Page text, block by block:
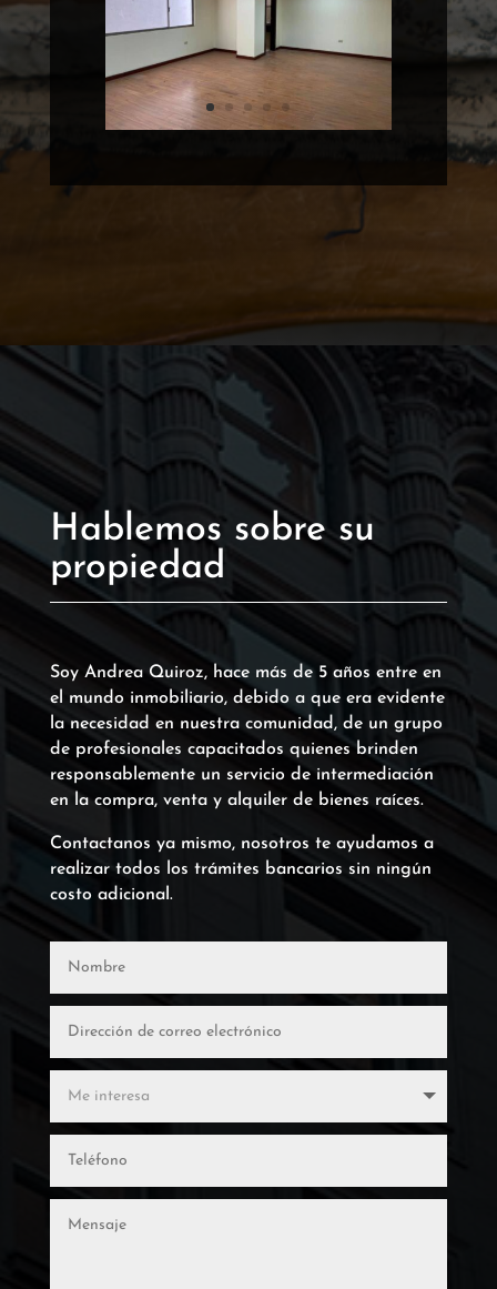
Hablemos sobre su
propiedad
Soy Andrea Quiroz, hace más de 5 años entre en
el mundo inmobiliario, debido a que era evidente
la necesidad en nuestra comunidad, de un grupo
de profesionales capacitados quienes brinden
responsablemente un servicio de intermediación
en la compra, venta y alquiler de bienes raíces.
Contactanos ya mismo, nosotros te ayudamos a
realizar todos los trámites bancarios sin ningún
costo adicional.